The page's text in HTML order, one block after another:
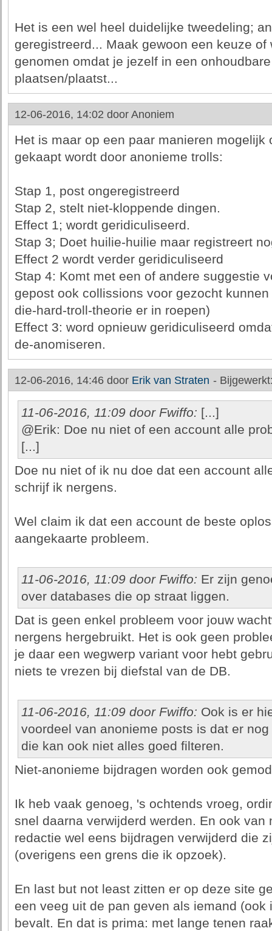
Het is een wel heel duidelijke tweedeling;
geregistreerd... Maak gewoon een keuze of
genomen omdat je jezelf in een
plaatsen/plaatst...
12-06-2016, 14:02 door Anoniem
Het is maar op een paar manieren mogelijk
gekaapt wordt door anonieme trolls:
Stap 1, post ongeregistreerd
Stap 2, stelt niet-kloppende dingen.
Effect 1; wordt geridiculiseerd.
Stap 3; Doet huilie-huilie maar registreert
Effect 2 wordt verder geridiculiseerd
Stap 4: Komt met een of andere suggestie
gepost ook collissions voor gezocht
die-hard-troll-theorie er in roepen)
Effect 3: word opnieuw geridiculiseerd
de-anomiseren.
12-06-2016, 14:46 door Erik van Straten -
11-06-2016, 11:09 door Fwiffo: [...]
@Erik: Doe nu niet of een account alle
[...]
Doe nu niet of ik nu doe dat een account
schrijf ik nergens.
Wel claim ik dat een account de beste
aangekaarte probleem.
11-06-2016, 11:09 door Fwiffo: Er zijn
over databases die op straat liggen.
Dat is geen enkel probleem voor jouw
nergens hergebruikt. Het is ook geen
je daar een wegwerp variant voor hebt
niets te vrezen bij diefstal van de DB.
11-06-2016, 11:09 door Fwiffo: Ook is er
voordeel van anonieme posts is dat er
die kan ook niet alles goed filteren.
Niet-anonieme bijdragen worden ook
Ik heb vaak genoeg, 's ochtends vroeg,
snel daarna verwijderd werden. En ook van
redactie wel eens bijdragen verwijderd die
(overigens een grens die ik opzoek).
En last but not least zitten er op deze site
een veeg uit de pan geven als iemand
bevalt. En dat is prima: met lange tenen